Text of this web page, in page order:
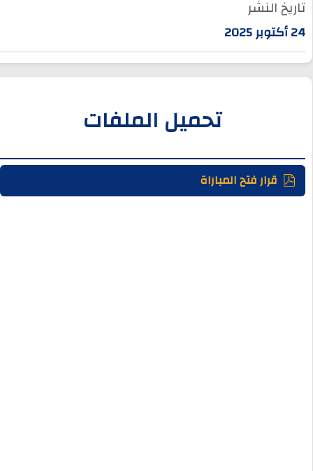
تاريخ النشر
24 أكتوبر 2025
تحميل الملفات
قرار فتح المباراة